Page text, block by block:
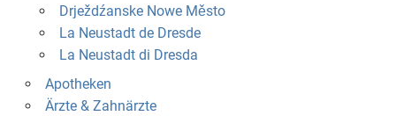
Drježdźanske Nowe Město
La Neustadt de Dresde
La Neustadt di Dresda
Apotheken
Ärzte & Zahnärzte